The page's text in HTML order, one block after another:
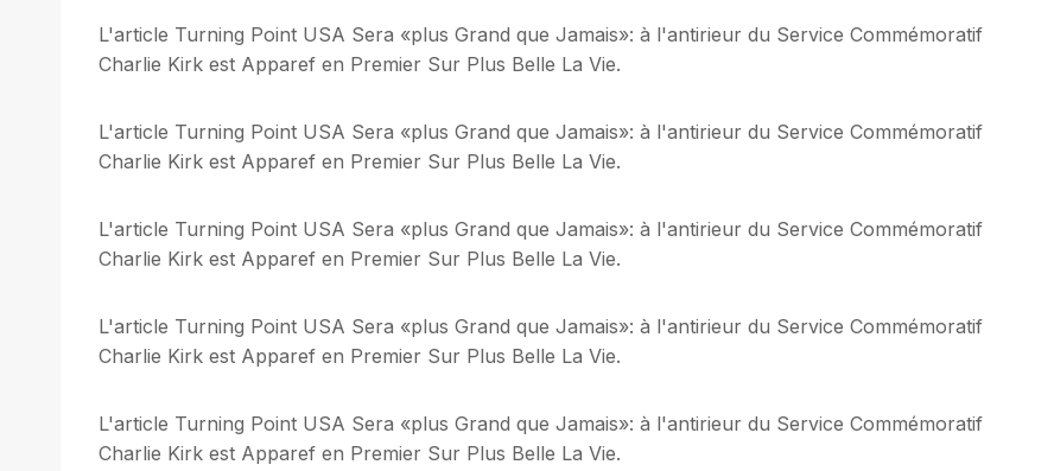
L'article Turning Point USA Sera «plus Grand que Jamais»: à l'antirieur du Service Commémoratif
Charlie Kirk est Apparef en Premier Sur Plus Belle La Vie.
L'article Turning Point USA Sera «plus Grand que Jamais»: à l'antirieur du Service Commémoratif
Charlie Kirk est Apparef en Premier Sur Plus Belle La Vie.
L'article Turning Point USA Sera «plus Grand que Jamais»: à l'antirieur du Service Commémoratif
Charlie Kirk est Apparef en Premier Sur Plus Belle La Vie.
L'article Turning Point USA Sera «plus Grand que Jamais»: à l'antirieur du Service Commémoratif
Charlie Kirk est Apparef en Premier Sur Plus Belle La Vie.
L'article Turning Point USA Sera «plus Grand que Jamais»: à l'antirieur du Service Commémoratif
Charlie Kirk est Apparef en Premier Sur Plus Belle La Vie.